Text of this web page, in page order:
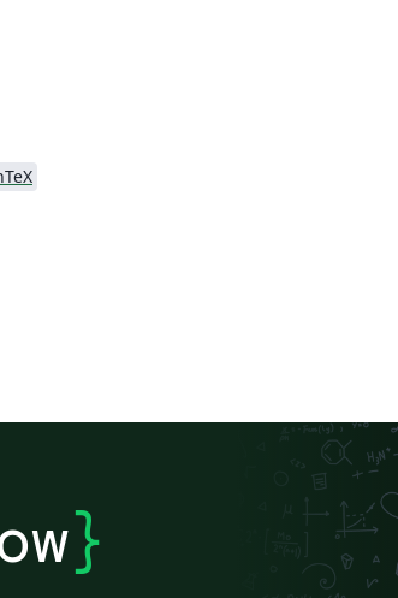
}